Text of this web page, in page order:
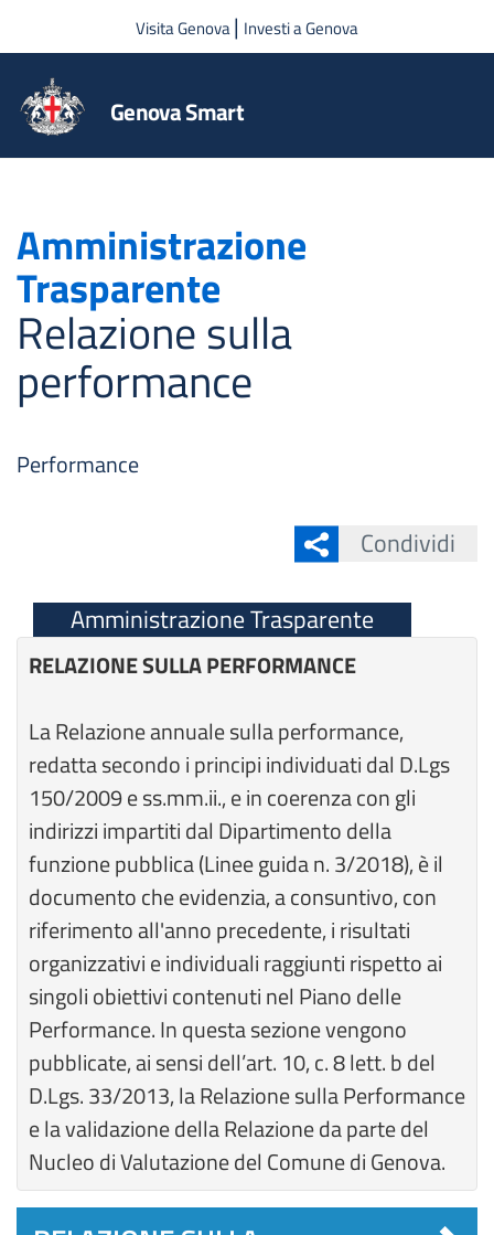
Salta al contenuto principale
Visita Genova| Investi a Genova
Genova Smart
Amministrazione
Trasparente
Relazione sulla
performance
Performance
Condividi
Amministrazione Trasparente
RELAZIONE SULLA PERFORMANCE
La Relazione annuale sulla performance,
redatta secondo i principi individuati dal D.Lgs
150/2009 e ss.mm.ii., e in coerenza con gli
indirizzi impartiti dal Dipartimento della
funzione pubblica (Linee guida n. 3/2018), è il
documento che evidenzia, a consuntivo, con
riferimento all'anno precedente, i risultati
organizzativi e individuali raggiunti rispetto ai
singoli obiettivi contenuti nel Piano delle
Performance. In questa sezione vengono
pubblicate, ai sensi dell’art. 10, c. 8 lett. b del
D.Lgs. 33/2013, la Relazione sulla Performance
e la validazione della Relazione da parte del
Nucleo di Valutazione del Comune di Genova.